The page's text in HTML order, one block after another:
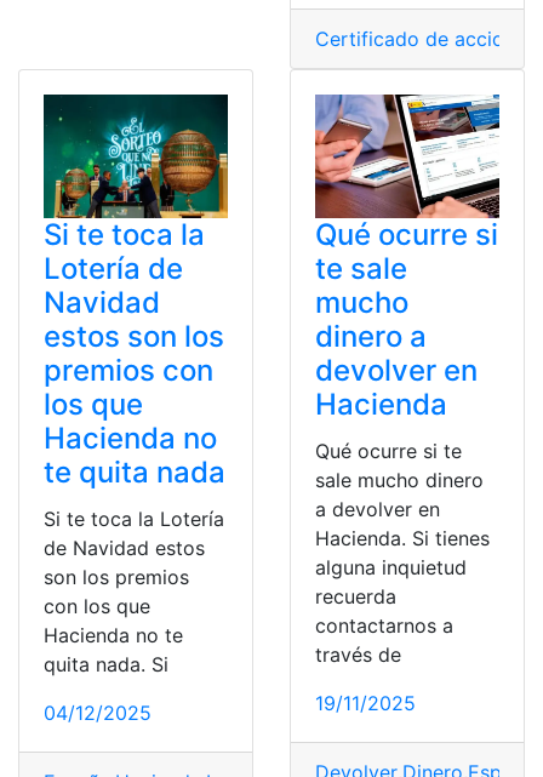
Certificado de acciones
Si te toca la
Lotería de
Navidad
estos son los
premios con
los que
Hacienda no
te quita nada
Si te toca la Lotería
de Navidad estos
son los premios
con los que
Hacienda no te
quita nada. Si
04/12/2025
Qué ocurre si
te sale
mucho
dinero a
devolver en
Hacienda
Qué ocurre si te
sale mucho dinero
a devolver en
Hacienda. Si tienes
alguna inquietud
recuerda
contactarnos a
través de
19/11/2025
Devolver,Dinero,España